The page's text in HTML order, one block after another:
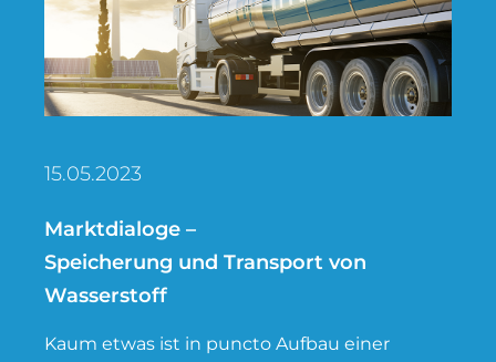
15.05.2023
Marktdialoge –
Speicherung und Transport von
Wasserstoff
Kaum etwas ist in puncto Aufbau einer